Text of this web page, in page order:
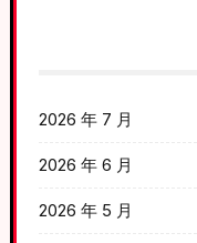
2026 年 7 月
2026 年 6 月
2026 年 5 月